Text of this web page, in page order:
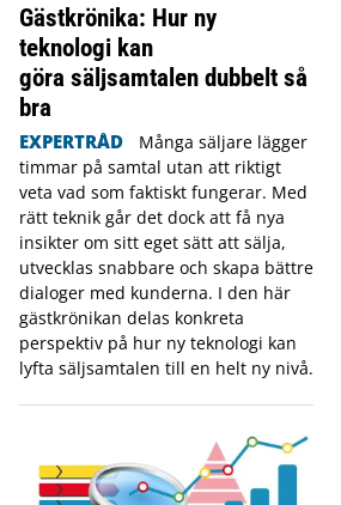
Gästkrönika: Hur ny
teknologi kan
göra säljsamtalen dubbelt så
bra
EXPERTRÅD
Många säljare lägger
timmar på samtal utan att riktigt
veta vad som faktiskt fungerar. Med
rätt teknik går det dock att få nya
insikter om sitt eget sätt att sälja,
utvecklas snabbare och skapa bättre
dialoger med kunderna. I den här
gästkrönikan delas konkreta
perspektiv på hur ny teknologi kan
lyfta säljsamtalen till en helt ny nivå.